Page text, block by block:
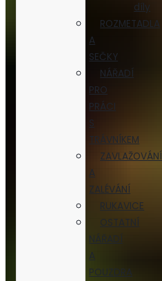
díly
ROZMETADLA
A
SEČKY
NÁŘADÍ
PRO
PRÁCI
S
TRÁVNÍKEM
ZAVLAŽOVÁNÍ
A
ZALÉVÁNÍ
RUKAVICE
OSTATNÍ
NÁŘADÍ
A
POUZDRA